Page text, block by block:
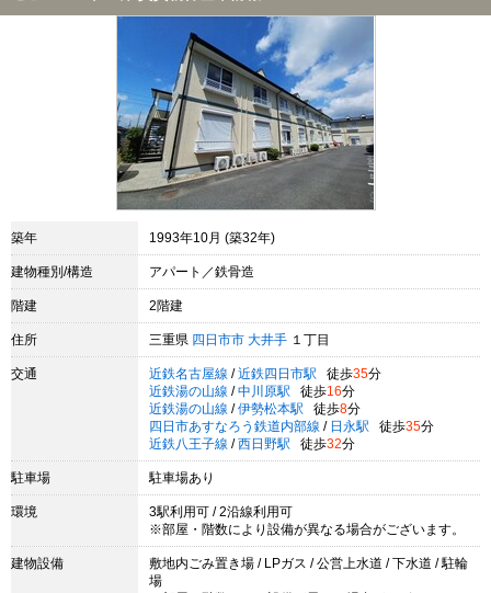
築年 1993年10月 (築32年)
建物種別/構造 アパート／鉄骨造
階建 2階建
住所 三重県 四日市市 大井手 １丁目
交通 近鉄名古屋線 / 近鉄四日市駅 徒歩35分
近鉄湯の山線 / 中川原駅 徒歩16分
近鉄湯の山線 / 伊勢松本駅 徒歩8分
四日市あすなろう鉄道内部線 / 日永駅 徒歩35分
近鉄八王子線 / 西日野駅 徒歩32分
駐車場 駐車場あり
環境
3駅利用可 / 2沿線利用可
※部屋・階数により設備が異なる場合がございます。
建物設備
敷地内ごみ置き場 / LPガス / 公営上水道 / 下水道 / 駐輪
場